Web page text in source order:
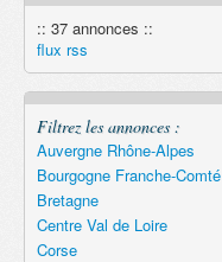
Remember
:: 37 annonces ::
flux rss
Filtrez les annonces :
Auvergne Rhône-Alpes
Bourgogne Franche-Comté
Bretagne
Centre Val de Loire
Corse